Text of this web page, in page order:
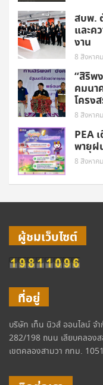
สบพ.
และค
งาน
8 สิงหาค
“สิริพ
คมนา
โครง
8 สิงหาค
PEA
พายุฝ
8 สิงหาค
ผู้ชมเว็บไซต์
ที่อยู่
บริษัท เท็น นิวส์ ออนไลน์ จ
282/198 ถนน เลียบคลอง
เขตคลองสามวา กทม.